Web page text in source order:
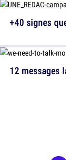
12 messages
+40 signes